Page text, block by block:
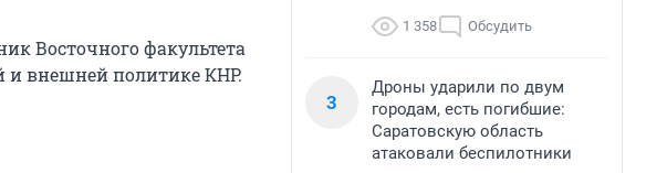
Восточного факультета
и внешней политике КНР.
1 358 Обсудить
3
Дроны ударили по двум
городам, есть погибшие:
Саратовскую область
атаковали беспилотники